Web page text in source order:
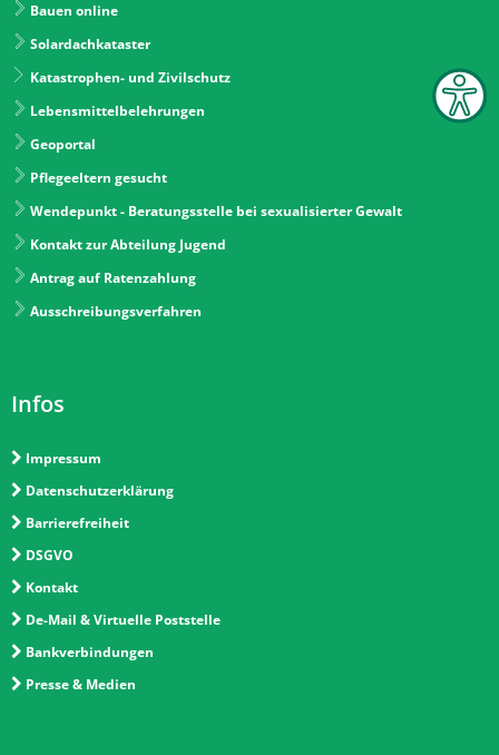
Bauen online
Solardachkataster
Katastrophen- und Zivilschutz
Lebensmittelbelehrungen
Geoportal
Pflegeeltern gesucht
Wendepunkt - Beratungsstelle bei sexualisierter Gewalt
Kontakt zur Abteilung Jugend
Antrag auf Ratenzahlung
Ausschreibungsverfahren
Infos
Impressum
Datenschutzerklärung
Barrierefreiheit
DSGVO
Kontakt
De-Mail & Virtuelle Poststelle
Bankverbindungen
Presse & Medien